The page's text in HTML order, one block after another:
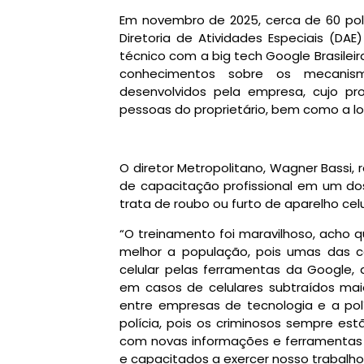
Em novembro de 2025, cerca de 60
Diretoria de Atividades Especiais
técnico com a big tech Google
conhecimentos sobre os
desenvolvidos pela empresa, cujo
pessoas do proprietário, bem como a
O diretor Metropolitano, Wagner
de capacitação profissional em um
trata de roubo ou furto de aparelho
“O treinamento foi maravilhoso, acho
melhor a população, pois umas das
celular pelas ferramentas da
em casos de celulares subtraídos
entre empresas de tecnologia e a
polícia, pois os criminosos sempre
com novas informações e
e capacitados a exercer nosso